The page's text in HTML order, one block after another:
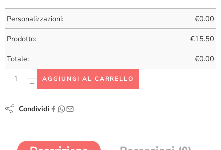
Personalizzazioni: €0.00
Prodotto: €15.50
Totale: €0.00
AGGIUNGI AL CARRELLO
Condividi